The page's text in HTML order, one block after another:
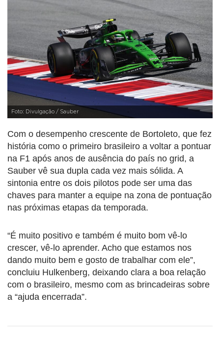
Foto: Divulgação / Sauber
Com o desempenho crescente de Bortoleto, que fez
história como o primeiro brasileiro a voltar a pontuar
na F1 após anos de ausência do país no grid, a
Sauber vê sua dupla cada vez mais sólida. A
sintonia entre os dois pilotos pode ser uma das
chaves para manter a equipe na zona de pontuação
nas próximas etapas da temporada.
“É muito positivo e também é muito bom vê-lo
crescer, vê-lo aprender. Acho que estamos nos
dando muito bem e gosto de trabalhar com ele”,
concluiu Hulkenberg, deixando clara a boa relação
com o brasileiro, mesmo com as brincadeiras sobre
a “ajuda encerrada”.